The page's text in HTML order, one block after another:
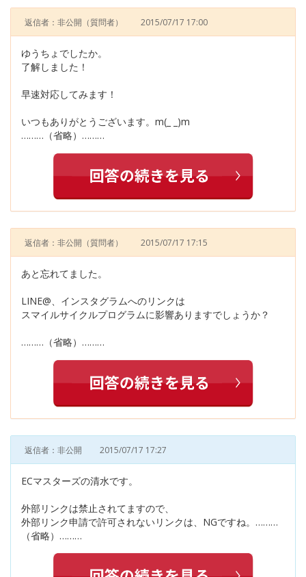
返信者：非公開 （質問者） 2015/07/17 17:00
ゆうちょでしたか。
了解しました！
早速対応してみます！
いつもありがとうございます。m(_ _)m
………（省略）………
返信者：非公開 （質問者） 2015/07/17 17:15
あと忘れてました。
LINE@、インスタグラムへのリンクは
スマイルサイクルプログラムに影響ありますでしょうか？
………（省略）………
返信者：非公開 2015/07/17 17:27
ECマスターズの清水です。
外部リンクは禁止されてますので、
外部リンク申請で許可されないリンクは、NGですね。………
（省略）………